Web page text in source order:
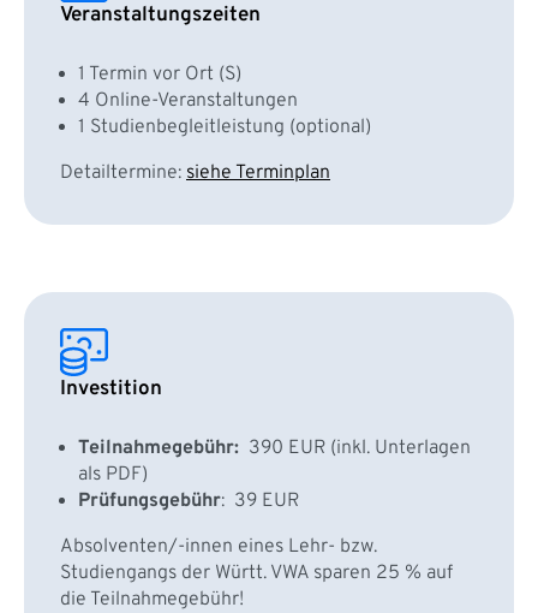
Veranstaltungszeiten
1 Termin vor Ort (S)
4 Online-Veranstaltungen
1 Studienbegleitleistung (optional)
Detailtermine: siehe Terminplan
Investition
Teilnahmegebühr: 390 EUR (inkl. Unterlagen
als PDF)
Prüfungsgebühr: 39 EUR
Absolventen/-innen eines Lehr- bzw.
Studiengangs der Württ. VWA sparen 25 % auf
die Teilnahmegebühr!